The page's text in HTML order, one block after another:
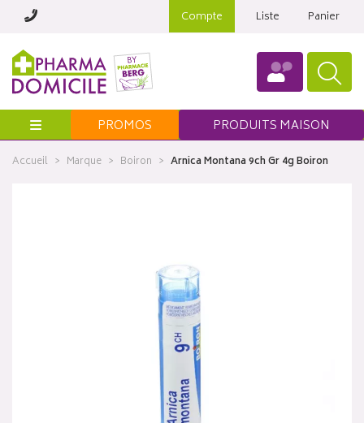
Compte Liste Panier
Menu PROMOS PRODUITS MAISON
Accueil Marque Boiron Arnica Montana 9ch Gr 4g Boiron